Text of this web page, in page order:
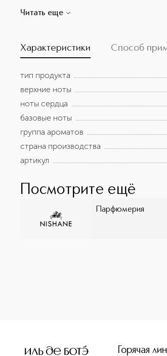
напоминанием о том, что ваша
и напоминает о тебе. Тебе никогда не
Читать еще
Характеристики Способ
тип продукта
верхние ноты
ноты сердца
базовые ноты
группа ароматов
страна производства
артикул
Посмотрите ещё
Парфюмерия
Горячая